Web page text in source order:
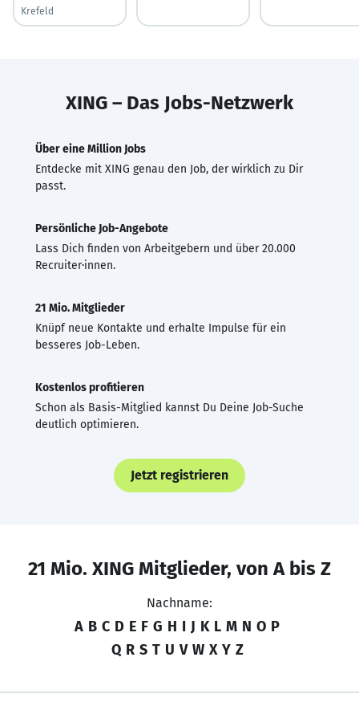
Krefeld
XING – Das Jobs-Netzwerk
Über eine Million Jobs
Entdecke mit XING genau den Job, der wirklich zu Dir
passt.
Persönliche Job-Angebote
Lass Dich finden von Arbeitgebern und über 20.000
Recruiter·innen.
21 Mio. Mitglieder
Knüpf neue Kontakte und erhalte Impulse für ein
besseres Job-Leben.
Kostenlos profitieren
Schon als Basis-Mitglied kannst Du Deine Job-Suche
deutlich optimieren.
Jetzt registrieren
21 Mio. XING Mitglieder, von A bis Z
Nachname:
A B C D E F G H I J K L M N O P
Q R S T U V W X Y Z